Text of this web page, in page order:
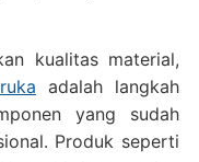
kualitas material,
adalah langkah
yang sudah
Produk seperti